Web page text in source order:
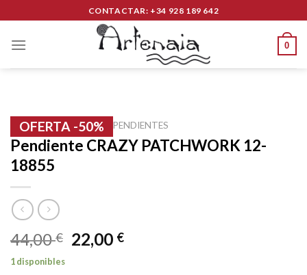
content
CONTACTAR: +34 928 189 642
0
OFERTA -50%
INICIO / BISUTERÍA PENDIENTES
Pendiente CRAZY PATCHWORK 12-
18855
44,00€ 22,00 €
1 disponibles